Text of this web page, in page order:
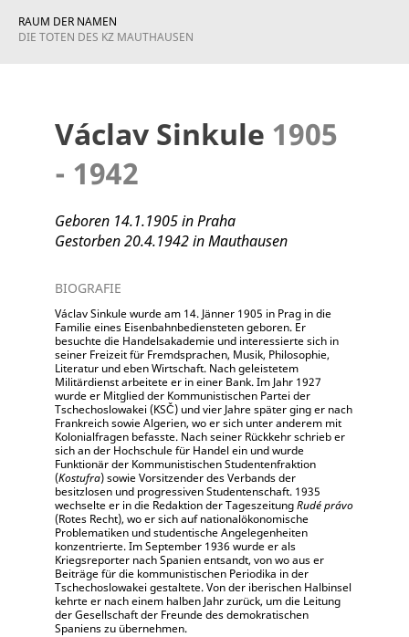
RAUM DER NAMEN
DIE TOTEN DES KZ MAUTHAUSEN
Václav Sinkule 1905
- 1942
Geboren 14.1.1905 in Praha
Gestorben 20.4.1942 in Mauthausen
BIOGRAFIE
Václav Sinkule wurde am 14. Jänner 1905 in Prag in die
Familie eines Eisenbahnbediensteten geboren. Er
besuchte die Handelsakademie und interessierte sich in
seiner Freizeit für Fremdsprachen, Musik, Philosophie,
Literatur und eben Wirtschaft. Nach geleistetem
Militärdienst arbeitete er in einer Bank. Im Jahr 1927
wurde er Mitglied der Kommunistischen Partei der
Tschechoslowakei (KSČ) und vier Jahre später ging er nach
Frankreich sowie Algerien, wo er sich unter anderem mit
Kolonialfragen befasste. Nach seiner Rückkehr schrieb er
sich an der Hochschule für Handel ein und wurde
Funktionär der Kommunistischen Studentenfraktion
(Kostufra) sowie Vorsitzender des Verbands der
besitzlosen und progressiven Studentenschaft. 1935
wechselte er in die Redaktion der Tageszeitung Rudé právo
(Rotes Recht), wo er sich auf nationalökonomische
Problematiken und studentische Angelegenheiten
konzentrierte. Im September 1936 wurde er als
Kriegsreporter nach Spanien entsandt, von wo aus er
Beiträge für die kommunistischen Periodika in der
Tschechoslowakei gestaltete. Von der iberischen Halbinsel
kehrte er nach einem halben Jahr zurück, um die Leitung
der Gesellschaft der Freunde des demokratischen
Spaniens zu übernehmen.